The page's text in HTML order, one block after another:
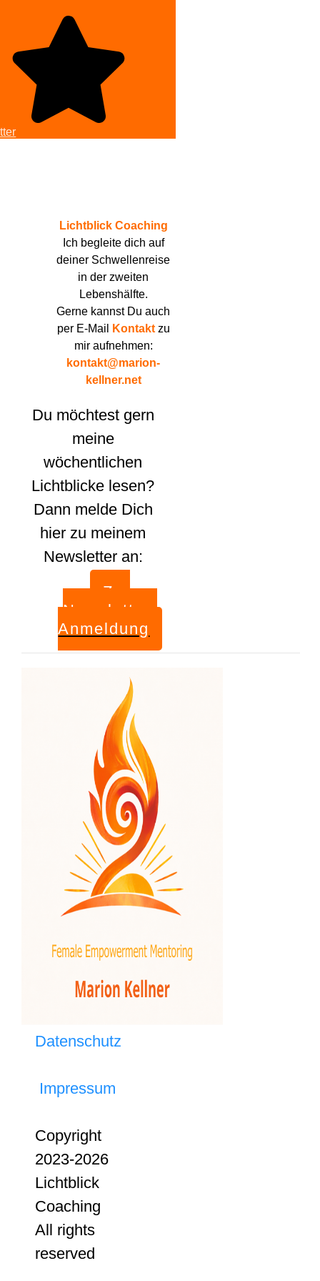
Lichtblick Coaching
Ich begleite dich auf
deiner Schwellenreise
in der zweiten
Lebenshälfte.
Gerne kannst Du auch
per E-Mail
Kontaktzu
mir aufnehmen:
kontakt@marion-
kellner.net
Du möchtest gern
meine
wöchentlichen
Lichtblicke lesen?
Dann melde Dich
hier zu meinem
Newsletter an:
Zur
Newsletter-
Anmeldung
Datenschutz
Impressum
Copyright
2023-2026
Lichtblick
Coaching
All rights
reserved